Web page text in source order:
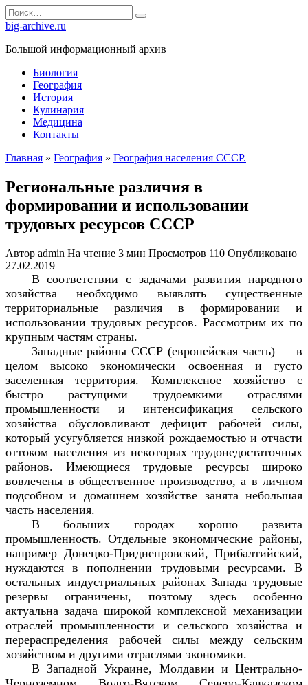
Перейти
к
содержанию
Search
for:
big-archive.ru
Большой информационный архив
Биология
География
История
Кулинария
Медицина
Контакты
Главная » География » География населения СССР.
Региональные различия в
формировании и использовании
трудовых ресурсов СССР
Автор admin На чтение 3 мин Просмотров 110 Опубликовано
27.02.2019
В соответствии с задачами развития народного
хозяйства необходимо выявлять существенные
территориальные различия в формировании и
использовании трудовых ресурсов. Рассмотрим их по
крупным частям страны.
Западные районы СССР (европейская часть) — в
целом высоко экономически освоенная и густо
заселенная территория. Комплексное хозяйство с
быстро растущими трудоемкими отраслями
промышленности и интенсификация сельского
хозяйства обусловливают дефицит рабочей силы,
который усугубляется низкой рождаемостью и отчасти
оттоком населения из некоторых трудонедостаточных
районов. Имеющиеся трудовые ресурсы широко
вовлечены в общественное производство, а в личном
подсобном и домашнем хозяйстве занята небольшая
часть населения.
В больших городах хорошо развита
промышленность. Отдельные экономические районы,
например Донецко-Приднепровский, Прибалтийский,
нуждаются в пополнении трудовыми ресурсами. В
остальных индустриальных районах Запада трудовые
резервы ограничены, поэтому здесь особенно
актуальна задача широкой комплексной механизации
отраслей промышленности и сельского хозяйства и
перераспределения рабочей силы между сельским
хозяйством и другими отраслями экономики.
В Западной Украине, Молдавии и Центрально-